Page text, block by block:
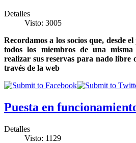
Detalles
Visto: 3005
Recordamos a los socios que, desde
todos los miembros de una
realizar sus reservas para nado libre
través de la web
Puesta en
Detalles
Visto: 1129